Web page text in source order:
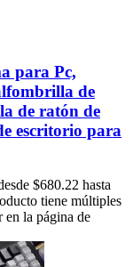
para Pc,
de
de ratón de
escritorio para
$680.22 hasta
tiene múltiples
en la página de